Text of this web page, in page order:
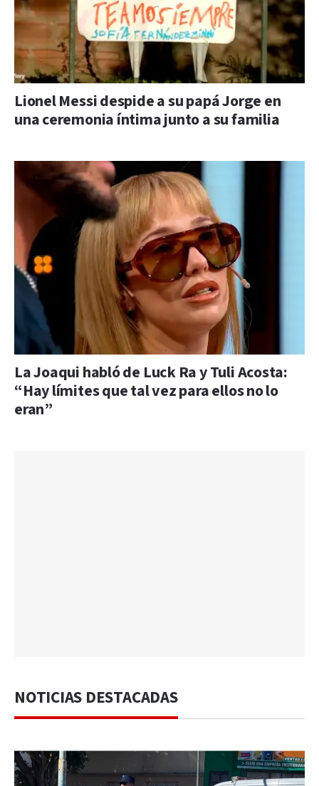
Lionel Messi despide a su papá Jorge en
una ceremonia íntima junto a su familia
La Joaqui habló de Luck Ra y Tuli Acosta:
“Hay límites que tal vez para ellos no lo
eran”
NOTICIAS DESTACADAS